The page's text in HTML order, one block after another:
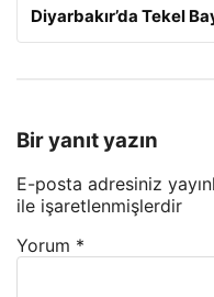
Diyarbakır’da Tekel
Bir yanıt yazın
E-posta adresiniz
ile işaretlenmişlerdir
Yorum *